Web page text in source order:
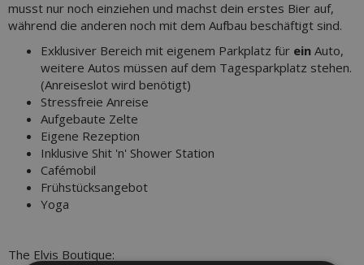
musst nur noch einziehen und machst dein erstes Bier auf,
während die anderen noch mit dem Aufbau beschäftigt sind.
Exklusiver Bereich mit eigenem Parkplatz für ein Auto,
weitere Autos müssen auf dem Tagesparkplatz stehen.
(Anreiseslot wird benötigt)
Stressfreie Anreise
Aufgebaute Zelte
Eigene Rezeption
Inklusive Shit 'n' Shower Station
Cafémobil
Frühstücksangebot
Yoga
The Elvis Boutique: